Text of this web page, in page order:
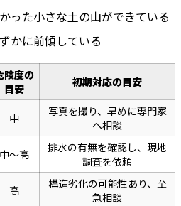
った小さな土の山ができている
かに前傾している
険度の
目安
初期対応の目安
中
写真を撮り、早めに専門家
へ相談
中〜高
排水の有無を確認し、現地
調査を依頼
高
構造劣化の可能性あり、至
急相談